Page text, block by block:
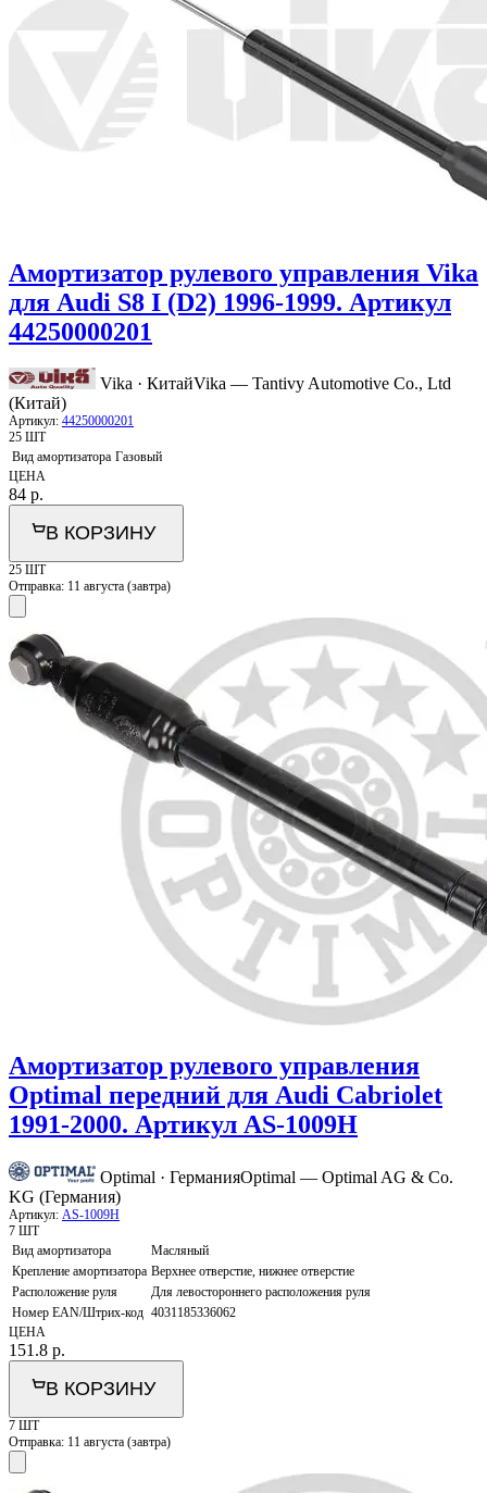
Амортизатор рулевого управления Vika
для Audi S8 I (D2) 1996-1999. Артикул
44250000201
Vika · КитайVika — Tantivy Automotive Co., Ltd
(Китай)
Артикул: 44250000201
25 ШТ
Вид амортизатора Газовый
ЦЕНА
84 р.
В КОРЗИНУ
25 ШТ
Отправка: 11 августа (завтра)
Амортизатор рулевого управления
Optimal передний для Audi Cabriolet
1991-2000. Артикул AS-1009H
Optimal · ГерманияOptimal — Optimal AG & Co.
KG (Германия)
Артикул: AS-1009H
7 ШТ
Вид амортизатора
Масляный
Крепление амортизатора Верхнее отверстие, нижнее отверстие
Расположение руля
Для левостороннего расположения руля
Номер EAN/Штрих-код 4031185336062
ЦЕНА
151.8 р.
В КОРЗИНУ
7 ШТ
Отправка: 11 августа (завтра)